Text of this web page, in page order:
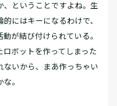
、ということですよね。生
的にはキーになるわけで、
が結び付けられている。
ボットを作ってしまった
ないから、まあ作っちゃい
。